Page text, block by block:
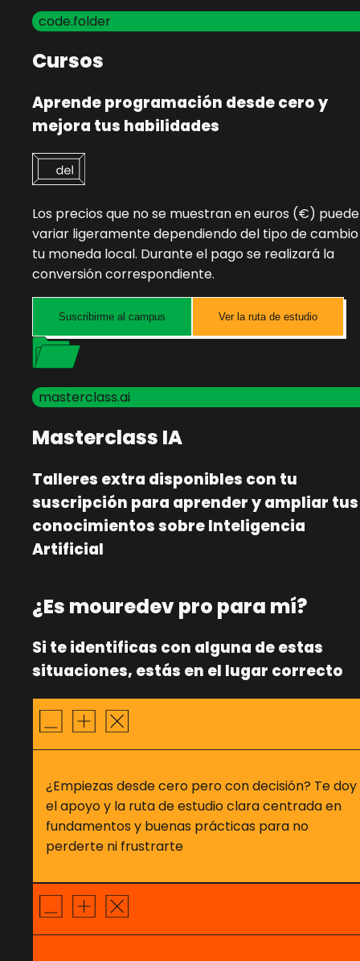
code.folder
Cursos
Aprende programación desde cero y
mejora tus habilidades
Los precios que no se muestran en euros (€)
variar ligeramente dependiendo del tipo de
tu moneda local. Durante el pago se realizará la
conversión correspondiente.
Suscribirme al campus Ver la ruta de estudio
masterclass.ai
Masterclass IA
Talleres extra disponibles con tu
suscripción para aprender y ampliar tus
conocimientos sobre Inteligencia
Artificial
¿Es mouredev pro para mí?
Si te identificas con alguna de estas
situaciones, estás en el lugar correcto
¿Empiezas desde cero pero con decisión? Te doy
el apoyo y la ruta de estudio clara centrada en
fundamentos y buenas prácticas para no
perderte ni frustrarte